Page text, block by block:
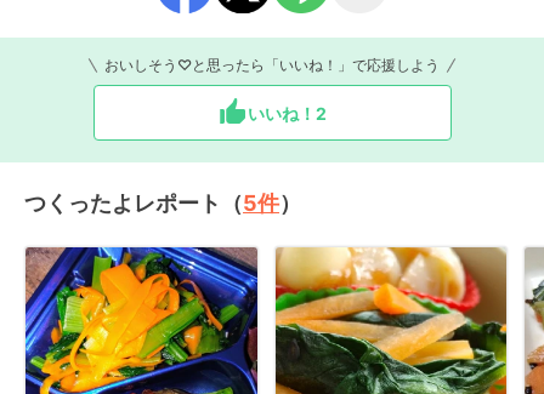
おいしそう♡と思ったら「いいね！」で応援しよう
いいね！ 2
つくったよレポート（5件）